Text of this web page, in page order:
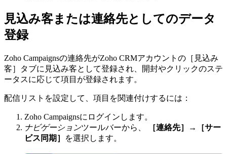
見込み客または連絡先としてのデータ
登録
Zoho Campaignsの連絡先がZoho CRMアカウントの［見込み
客］タブに見込み客として登録され、開封やクリックのステ
ータスに応じて項目が登録されます。
配信リストを設定して、項目を関連付けするには：
Zoho Campaignsにログインします。
ナビゲーションツールバーから、 ［連絡先］ →
［サー
ビス同期］
を選択します。